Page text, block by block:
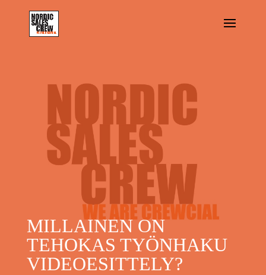
MILLAINEN ON
TEHOKAS TYÖNHAKU
VIDEOESITTELY?